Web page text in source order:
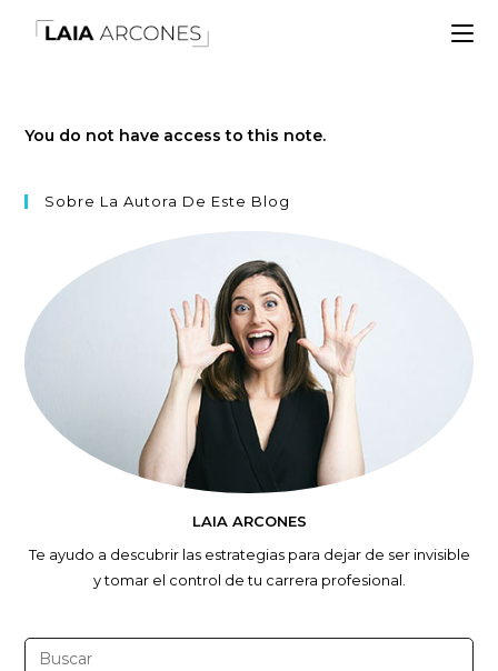
You do not have access to this note.
Sobre La Autora De Este Blog
LAIA ARCONES
Te ayudo a descubrir las estrategias para dejar de ser invisible
y tomar el control de tu carrera profesional.